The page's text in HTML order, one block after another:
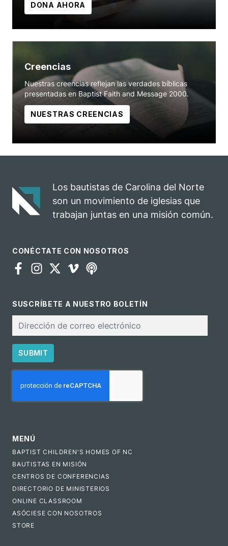
DONA AHORA
Creencias
Nuestras creencias reflejan las verdades bíblicas
presentadas en Baptist Faith and Message 2000.
NUESTRAS CREENCIAS
Los bautistas de Carolina del Norte
son un movimiento de iglesias que
trabajan juntas en una misión común.
CONÉCTATE CON NOSOTROS
SUSCRÍBETE A NUESTRO BOLETÍN
electrónico
SUBMIT
MENÚ
BAPTIST CHILDREN'S HOMES OF NC
BAUTISTAS EN MISIÓN
CENTROS DE CONFERENCIAS
DIRECTORIO DE MINISTERIOS
ONLINE CLASSROOM
ASÓCIESE CON NOSOTROS
STORE